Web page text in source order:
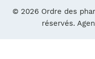
© 2026 Ordre des
réservés.